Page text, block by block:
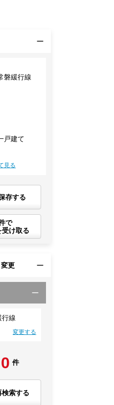
磐緩行線
戸建て
見る
存する
で
受け取る
更
行線
変更する
0 件
検索する